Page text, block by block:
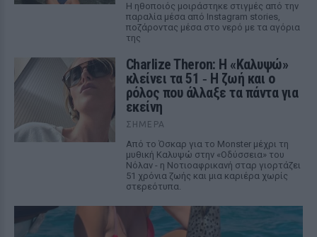
Η ηθοποιός μοιράστηκε στιγμές από την
παραλία μέσα από Instagram stories,
ποζάροντας μέσα στο νερό με τα αγόρια
της
Charlize Theron: Η «Καλυψώ»
κλείνει τα 51 ‑ H ζωή και ο
ρόλος που άλλαξε τα πάντα για
εκείνη
ΣΉΜΕΡΑ
Από το Όσκαρ για το Monster μέχρι τη
μυθική Καλυψώ στην «Οδύσσεια» του
Νόλαν - η Νοτιοαφρικανή σταρ γιορτάζει
51 χρόνια ζωής και μια καριέρα χωρίς
στερεότυπα.